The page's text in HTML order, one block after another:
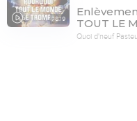
78:19
TOUT LE
Quoi d'neuf